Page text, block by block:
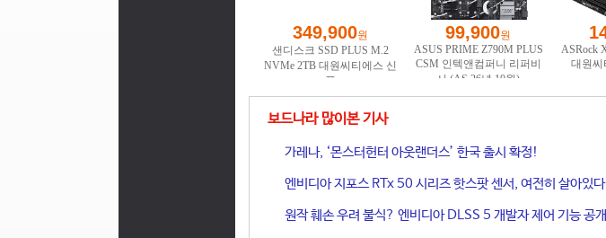
보드나라 많이본 기사
가레나, ‘몬스터헌터 아웃랜더스’ 한국 출시 확정!
엔비디아 지포스 RTx 50 시리즈 핫스팟 센서, 여전히 살아있다
원작 훼손 우려 불식? 엔비디아 DLSS 5 개발자 제어 기능 공개